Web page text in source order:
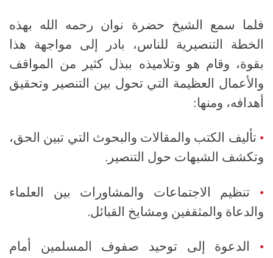
فلما سمع الشيخ حضرة نوان رحمه الله بهذه
الخطة التنصيرية للناس، بادر إلى مواجهة هذا
بقوة، وقام هو وتلاميذه ببذل كثير من المواقف
والأعمال العظيمة التي تحول بين التنصير وتحقيق
أهدافه، ومنها:
• تأليف الكتب والمقالات والبحوث التي تبين الحق،
وتكشف الشبهات حول التنصير.
• تنظيم الاجتماعات والمشاورات بين العلماء
والدعاة والمثقفين ومشايخ القبائل.
• الدعوة إلى توحيد صفوف المسلمين أمام